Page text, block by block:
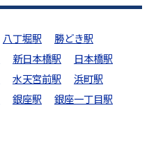
八丁堀駅
勝どき駅
新日本橋駅
日本橋駅
水天宮前駅
浜町駅
銀座駅
銀座一丁目駅